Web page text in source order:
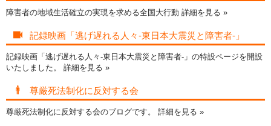
障害者の地域生活確立の実現を求める全国大行動 詳細を見る »
記録映画「逃げ遅れる人々-東日本大震災と障害者-」
記録映画「逃げ遅れる人々-東日本大震災と障害者-」の特設ページを開設
いたしました。 詳細を見る »
尊厳死法制化に反対する会
尊厳死法制化に反対する会のブログです。 詳細を見る »